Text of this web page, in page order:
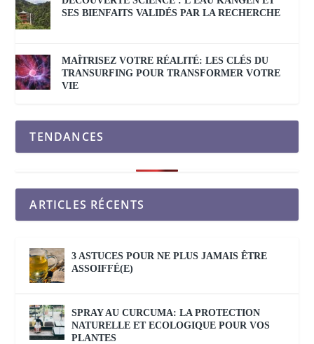
SES BIENFAITS VALIDÉS PAR LA RECHERCHE
MAÎTRISEZ VOTRE RÉALITÉ: LES CLÉS DU
TRANSURFING POUR TRANSFORMER VOTRE
VIE
TENDANCES
ARTICLES RÉCENTS
3 ASTUCES POUR NE PLUS JAMAIS ÊTRE
ASSOIFFÉ(E)
SPRAY AU CURCUMA: LA PROTECTION
NATURELLE ET ECOLOGIQUE POUR VOS
PLANTES